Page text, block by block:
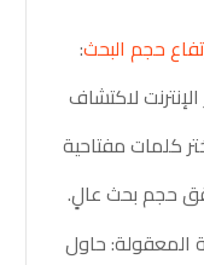
حجم البحث:
لاكتشاف
كلمات مفتاحية
حجم بحث عالٍ.
المعقولة: حاول